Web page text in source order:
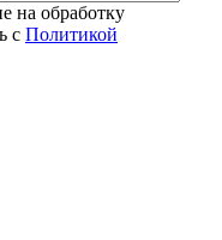
на обработку
с Политикой